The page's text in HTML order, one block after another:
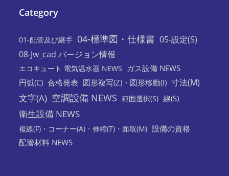
Category
01-配管及び継手 04-標準図・仕様書 05-設定(S)
08-Jw_cad バージョン情報
エコキュート 電気温水器 NEWS
ガス設備 NEWS
円弧(C) 合格発表 図形複写(Z)・図形移動(I) 寸法(M)
文字(A) 空調設備 NEWS 範囲選択(S) 線(S)
衛生設備 NEWS
複線(F)・コーナー(A)・伸縮(T)・面取(M) 設備の資格
配管材料 NEWS